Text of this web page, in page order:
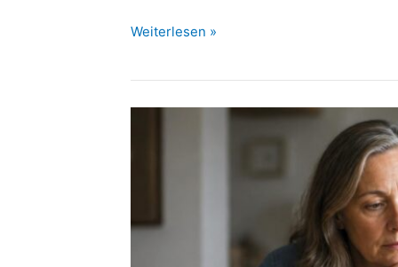
Lipohypertrophie
durcheinanderbringen
Weiterlesen »